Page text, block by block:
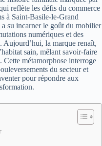
reflète les défis du commerce
à Saint-Basile-le-Grand
a su incarner le goût du mobilier
numériques et des
Aujourd’hui, la marque renaît,
sain, mêlant savoir-faire
métamorphose interroge
du secteur et
pour répondre aux